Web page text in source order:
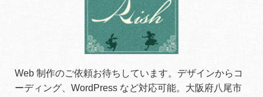
Web 制作のご依頼お待ちしています。デザインからコ
ーディング、WordPress など対応可能。大阪府八尾市